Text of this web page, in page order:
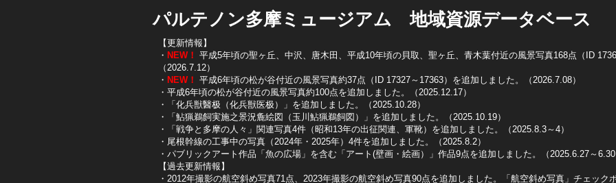
パルテノン多摩ミュージアム 地域資源データベース
【更新情報】
・ NEW！ 平成5年頃の聖ヶ丘、中沢、唐木田、平成10年頃の貝取、聖ヶ丘、青木葉付近の風景写真168点（ID
（2026.7.12）
・ NEW！ 平成6年頃の松が谷付近の風景写真約37点（ID 17327～17363）を追加しました。（2026.7.08）
・平成6年頃の松が谷付近の風景写真約100点を追加しました。（2025.12.17）
・「化兵獣醫极（化兵獣医极）」を追加しました。（2025.10.28）
・「鮎猟鵜飼実施之景況麁絵図（玉川鮎猟鵜飼図）」を追加しました。（2025.10.19）
​・「戦争と多摩の人々」関連写真4件（昭和13年の出征関連、軍靴）を追加しました。（2025.8.3～4）
​・尾根幹線の工事中の写真（2024年・2025年）4件を追加しました。（2025.8.2）
・パブリックアート作品「魚の広場」を含む「アート(壁画・絵画）」作品9点を追加しました。（2025.6.27～
【過去更新情報】
・2012年撮影の航空斜め写真71点、2023年撮影の航空斜め写真90点を追加しました。「航空斜め写真」チェック